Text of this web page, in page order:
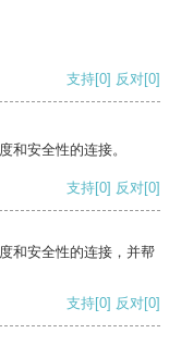
支持[0] 反对[0]
和安全性的连接。
支持[0] 反对[0]
和安全性的连接，并帮
支持[0] 反对[0]